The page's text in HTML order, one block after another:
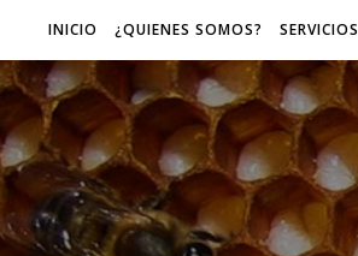
INICIO ¿QUIENES SOMOS? SERVICIOS